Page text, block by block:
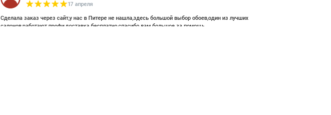
17 апреля
Сделала заказ через сайт,у нас в Питере не нашла,здесь большой выбор обоев,один из лучших
салонов,работают профи,доставка бесплатно,спасибо вам большое за помощь.